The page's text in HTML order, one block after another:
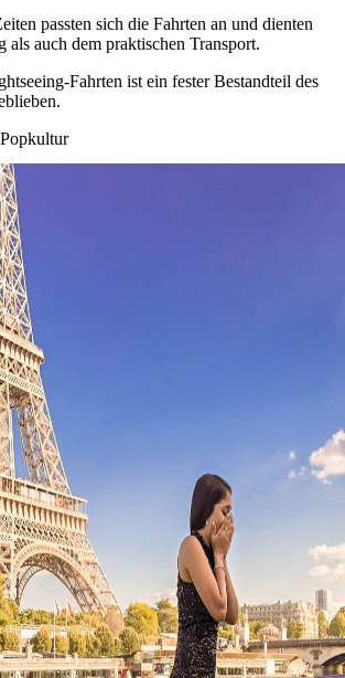
passten sich die Fahrten an und dienten
als auch dem praktischen Transport.
Fahrten ist ein fester Bestandteil des